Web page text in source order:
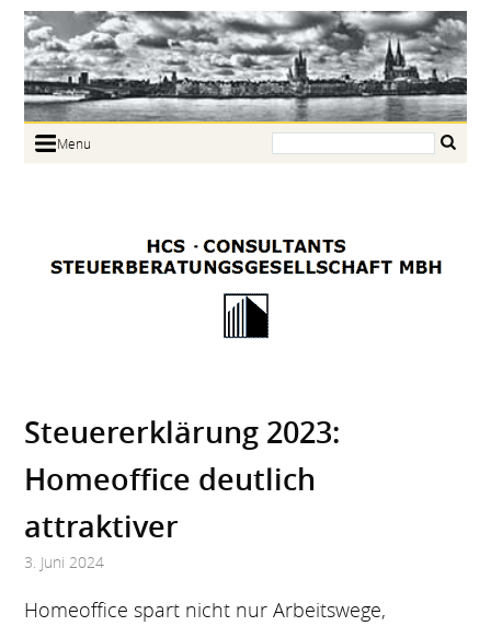
Menu
Links
Steuererklärung 2023:
Homeoffice deutlich
attraktiver
3. Juni 2024
Homeoffice spart nicht nur Arbeitswege,